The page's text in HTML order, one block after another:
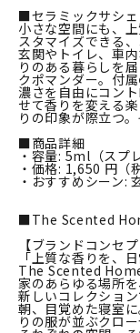
■セラミックサシェ
小さな空間にも、
スタマイズできる
玄関やトイレ、車
りのある暮らしを
クポマンダー。付
濃さを自由にコン
せて香りを変える
りの印象が際立つ
■商品詳細
・容量: 5ml（スプレ
・価格: 1,650 円（
・おすすめシーン:
■The Scented
【ブランドコンセプ
「上質な香りを、
The Scented Home
家のあらゆる場所
新しいコレクショ
朝、目覚めた寝室
りの服が並ぶクロ